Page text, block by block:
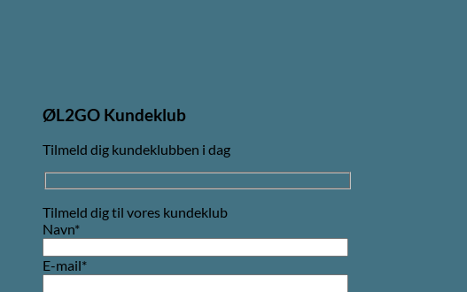
ØL2GO Kundeklub
Tilmeld dig kundeklubben i dag
Tilmeld dig til vores kundeklub
Navn*
E-mail*